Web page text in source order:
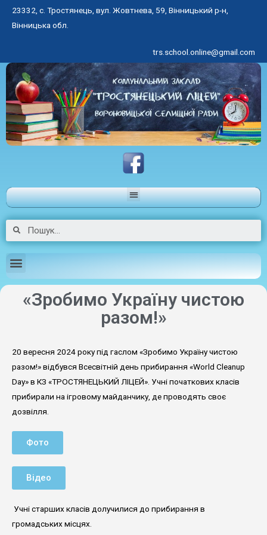
23332, с. Тростянець, вул. Жовтнева, 59, Вінницький р-н,
Вінницька обл.
trs.school.online@gmail.com
«Зробимо Україну чистою
разом!»
20 вересня 2024 року під гаслом «Зробимо Україну чистою
разом!» відбувся Всесвітній день прибирання «World Cleanup
Day» в КЗ «ТРОСТЯНЕЦЬКИЙ ЛІЦЕЙ». Учні початкових класів
прибирали на ігровому майданчику, де проводять своє
дозвілля.
Фото
Відео
Учні старших класів долучилися до прибирання в
громадських місцях.